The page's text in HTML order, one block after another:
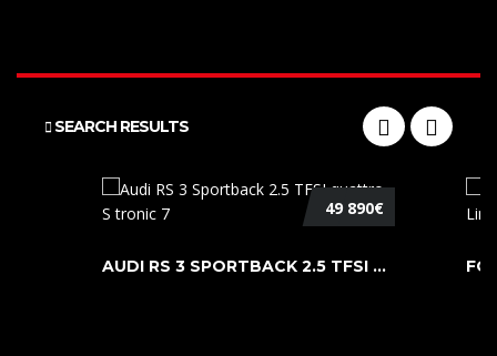
SEARCH RESULTS
49 890€
AUDI RS 3 SPORTBACK 2.5 TFSI QUATTR ...